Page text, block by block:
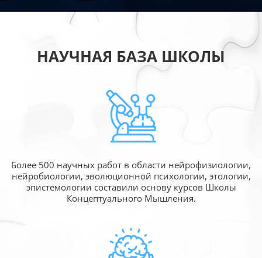
НАУЧНАЯ БАЗА ШКОЛЫ
Более 500 научных работ в области нейрофизиологии,
нейробиологии, эволюционной психологии, этологии,
эпистемологии составили основу курсов Школы
Концептуального Мышления.